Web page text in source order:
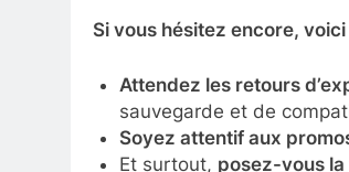
Si vous hésitez encore,
Attendez les retours
sauvegarde et de
Soyez attentif aux
Et surtout, posez-vous